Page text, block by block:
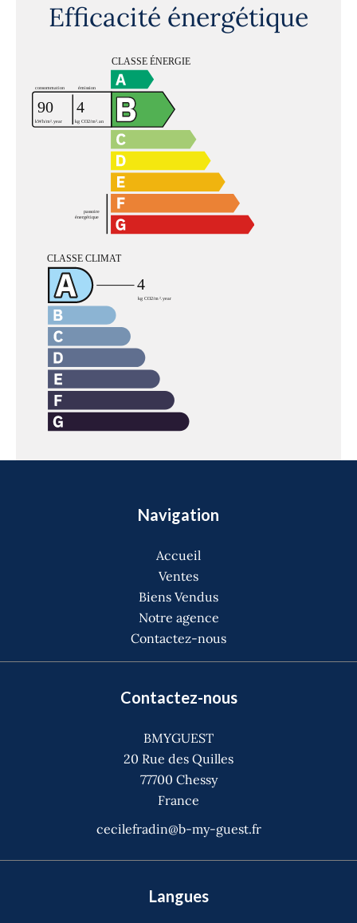
Efficacité énergétique
Navigation
Accueil
Ventes
Biens Vendus
Notre agence
Contactez-nous
Contactez-nous
BMYGUEST
20 Rue des Quilles
77700 Chessy
France
cecilefradin@b-my-guest.fr
Langues